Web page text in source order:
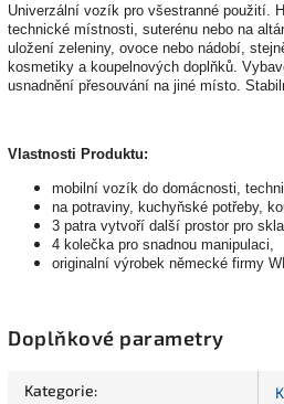
Univerzální vozík pro všestranné použití.
technické místnosti, suterénu nebo na
uložení zeleniny, ovoce nebo nádobí,
kosmetiky a koupelnových doplňků.
usnadnění přesouvání na jiné místo.
Vlastnosti Produktu:
mobilní vozík do domácnosti,
na potraviny, kuchyňské potřeby,
3 patra vytvoří další prostor pro
4 kolečka pro snadnou manipulaci,
originalní výrobek německé firmy
Doplňkové parametry
Kategorie: